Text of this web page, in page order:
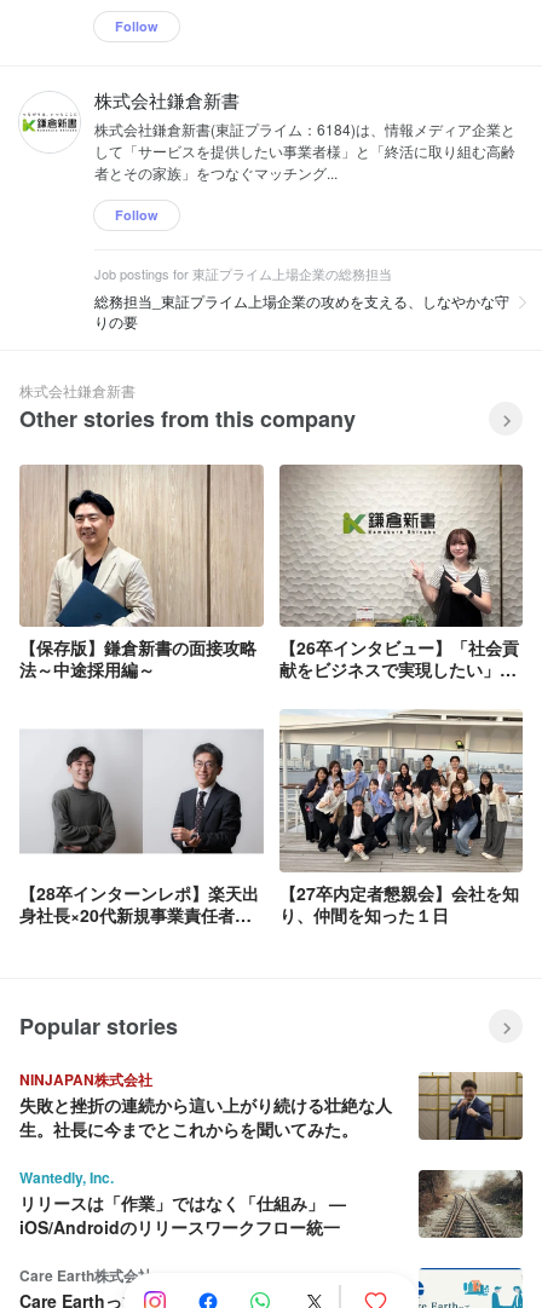
Follow
株式会社鎌倉新書
株式会社鎌倉新書(東証プライム：6184)は、情報メディア企業と
して「サービスを提供したい事業者様」と「終活に取り組む高齢
者とその家族」をつなぐマッチング...
Follow
Job postings for 東証プライム上場企業の総務担当
総務担当_東証プライム上場企業の攻めを支える、しなやかな守
りの要
株式会社鎌倉新書
Other stories from this company
【保存版】鎌倉新書の面接攻略
法～中途採用編～
【26卒インタビュー】「社会貢
献をビジネスで実現したい」―
のやりがい
【28卒インターンレポ】楽天出
身社長×20代新規事業責任者登
【27卒内定者懇親会】会社を知
り、仲間を知った１日
Popular stories
NINJAPAN株式会社
失敗と挫折の連続から這い上がり続ける壮絶な人
生。社長に今までとこれからを聞いてみた。
Wantedly, Inc.
リリースは「作業」ではなく「仕組み」 —
iOS/Androidのリリースワークフロー統一
Care Earth株式会社
Care Earthって何をしている会社？